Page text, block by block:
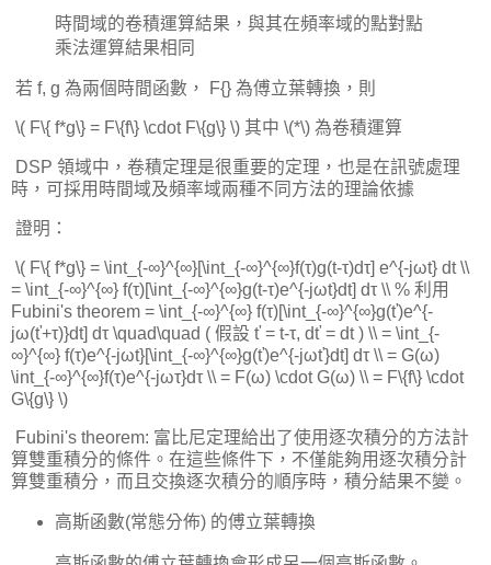
時間域的卷積運算結果，與其在頻率域的點對點
乘法運算結果相同
​ 若 f, g 為兩個時間函數， F{} 為傅立葉轉換，則
​ \( F\{ f*g\} = F\{f\} \cdot F\{g\} \) 其中 \(*\) 為卷積運算
​ DSP 領域中，卷積定理是很重要的定理，也是在訊號處理
時，可採用時間域及頻率域兩種不同方法的理論依據
​ 證明：
​ \( F\{ f*g\} = \int_{-∞}^{∞}[\int_{-∞}^{∞}f(τ)g(t-τ)dτ] e^{-jωt} dt \\ ​
= \int_{-∞}^{∞} f(τ)[\int_{-∞}^{∞}g(t-τ)e^{-jωt}dt] dτ \\ % 利用
Fubini's theorem ​ = \int_{-∞}^{∞} f(τ)[\int_{-∞}^{∞}g(ť)e^{-
jω(ť+τ)}dt] dτ \quad\quad ( 假設 ť = t-τ, dť = dt ) \\ ​ = \int_{-
∞}^{∞} f(τ)e^{-jωt}[\int_{-∞}^{∞}g(ť)e^{-jωť}dt] dτ \\ ​ = G(ω)
\int_{-∞}^{∞}f(τ)e^{-jωτ}dτ \\ ​ = F(ω) \cdot G(ω) \\ ​ = F\{f\} \cdot
G\{g\} \)
​ Fubini's theorem: 富比尼定理給出了使用逐次積分的方法計
算雙重積分的條件。在這些條件下，不僅能夠用逐次積分計
算雙重積分，而且交換逐次積分的順序時，積分結果不變。
高斯函數(常態分佈) 的傅立葉轉換